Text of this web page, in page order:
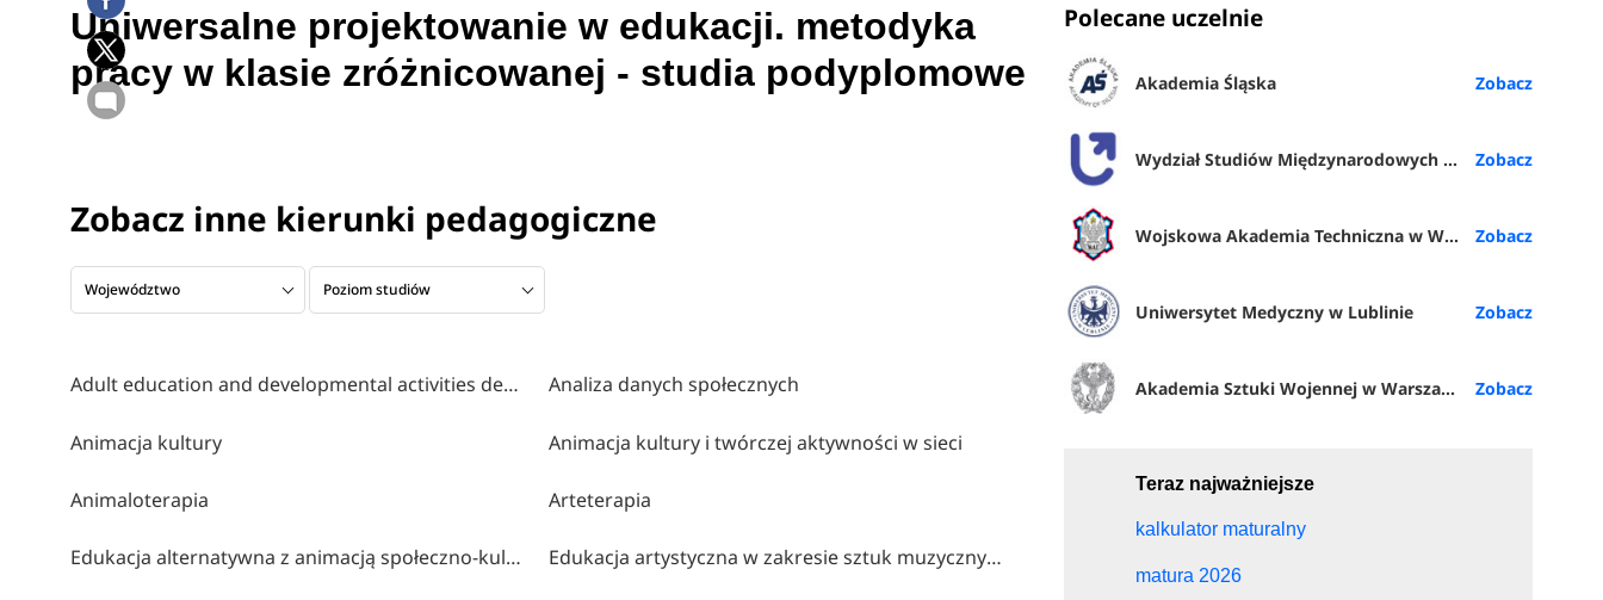
Uniwersalne projektowanie w edukacji. metodyka
pracy w klasie zróżnicowanej - studia podyplomowe
Zobacz inne kierunki pedagogiczne
Województwo Poziom studiów
Adult education and developmental activities design Analiza danych społecznych
Animacja kultury Animacja kultury i twórczej aktywności w sieci
Animaloterapia Arteterapia
Edukacja alternatywna z animacją społeczno-kulturalną Edukacja artystyczna w zakresie sztuk muzycznych
Polecane uczelnie
Akademia Śląska
Wydział Studiów Międzynarodowych i Politologicznych UŁ
Wojskowa Akademia Techniczna w Warszawie
Uniwersytet Medyczny w Lublinie
Akademia Sztuki Wojennej w Warszawie
Teraz najważniejsze
kalkulator maturalny
matura 2026